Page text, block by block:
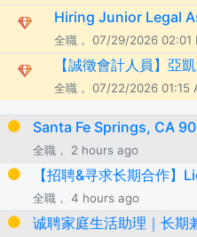
Hiring Junior Legal
全職， 07/29/2026 02:01
【誠徵會計人員】亞
全職， 07/22/2026 01:15
Santa Fe Springs, CA
全職， 2 hours ago
【招聘&寻求长期合作】
全職， 4 hours ago
诚聘家庭生活助理｜长期